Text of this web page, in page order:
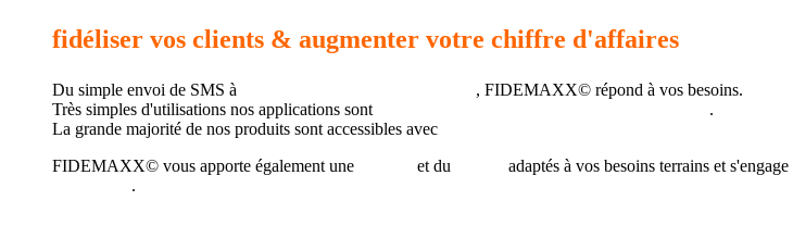
fidéliser vos clients & augmenter votre chiffre d'affaires
Du simple envoi de SMS à
, FIDEMAXX© répond à vos besoins.
Très simples d'utilisations nos applications sont
.
La grande majorité de nos produits sont accessibles avec
FIDEMAXX© vous apporte également une
et du adaptés à vos besoins terrains et
.